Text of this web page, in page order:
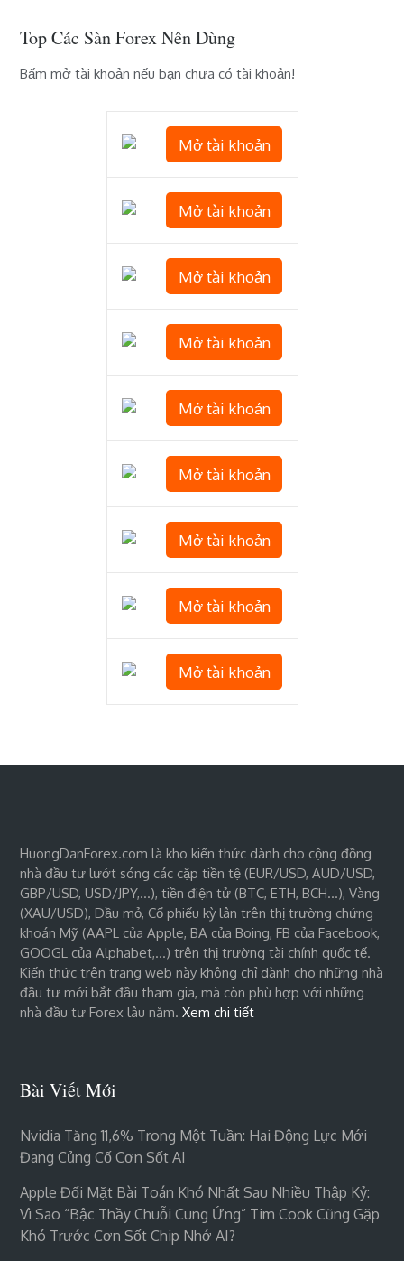
Top Các Sàn Forex Nên Dùng
Bấm mở tài khoản nếu bạn chưa có tài khoản!
Mở tài khoản
Mở tài khoản
Mở tài khoản
Mở tài khoản
Mở tài khoản
Mở tài khoản
Mở tài khoản
Mở tài khoản
Mở tài khoản
HuongDanForex.com là kho kiến thức dành cho cộng đồng
nhà đầu tư lướt sóng các cặp tiền tệ (EUR/USD, AUD/USD,
GBP/USD, USD/JPY,…), tiền điện tử (BTC, ETH, BCH…), Vàng
(XAU/USD), Dầu mỏ, Cổ phiếu kỳ lân trên thị trường chứng
khoán Mỹ (AAPL của Apple, BA của Boing, FB của Facebook,
GOOGL của Alphabet,…) trên thị trường tài chính quốc tế.
Kiến thức trên trang web này không chỉ dành cho những nhà
đầu tư mới bắt đầu tham gia, mà còn phù hợp với những
nhà đầu tư Forex lâu năm.Xem chi tiết
Bài Viết Mới
Nvidia Tăng 11,6% Trong Một Tuần: Hai Động Lực Mới
Đang Củng Cố Cơn Sốt AI
Apple Đối Mặt Bài Toán Khó Nhất Sau Nhiều Thập Kỷ:
Vì Sao “bậc Thầy Chuỗi Cung Ứng” Tim Cook Cũng Gặp
Khó Trước Cơn Sốt Chip Nhớ AI?